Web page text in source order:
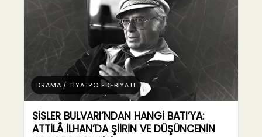
DRAMA / TİYATRO EDEBİYATI
SİSLER BULVARI’NDAN HANGİ BATI’YA:
ATTİLÂ İLHAN’DA ŞİİRİN VE DÜŞÜNCENİN